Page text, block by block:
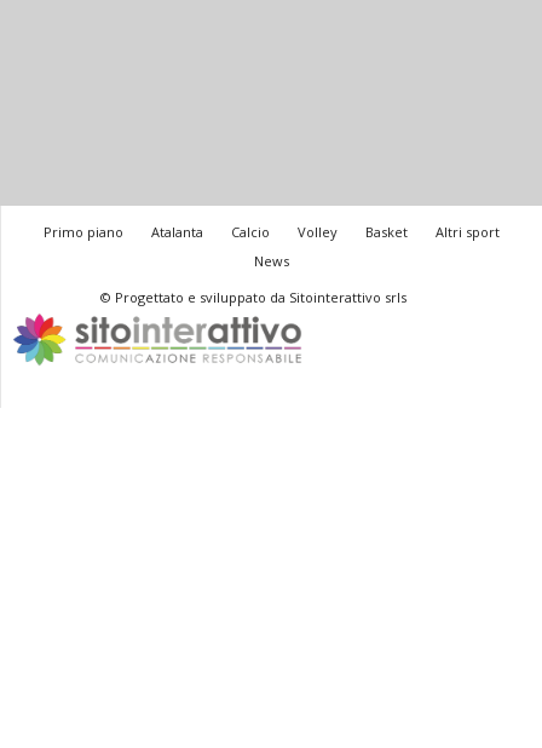
Primo piano Atalanta Calcio Volley Basket
Altri sport
News
© Progettato e sviluppato da Sitointerattivo srls